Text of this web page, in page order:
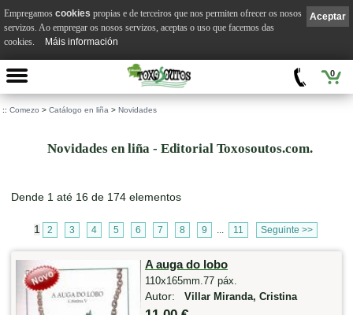
0
:: Comezo > Catálogo en liña > Novidades
Novidades en liña - Editorial Toxosoutos.com.
Dende 1 até 16 de 174 elementos
1 2 3 4 5 6 7 8 9 ... 11 Seguinte >>
A auga do lobo
110x165mm.77 páx.
Autor: Villar Miranda, Cristina
Aceptar
Empregamos cookies propias e de terceiros que nos permiten ofrecer os nosos
servizos. Ao empregar os nosos servizos, aceptas o uso que facemos das
cookies.
Máis información